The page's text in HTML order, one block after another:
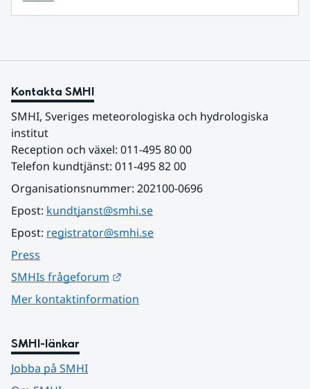
Kontakta SMHI
SMHI, Sveriges meteorologiska och hydrologiska
institut
Reception och växel: 011-495 80 00
Telefon kundtjänst: 011-495 82 00
Organisationsnummer: 202100-0696
Epost: kundtjanst@smhi.se
Epost: registrator@smhi.se
Press
SMHIs frågeforum
Mer kontaktinformation
SMHI-länkar
Jobba på SMHI